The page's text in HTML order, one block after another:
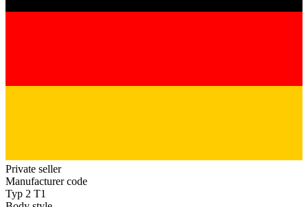
Private seller
Manufacturer code
Typ 2 T1